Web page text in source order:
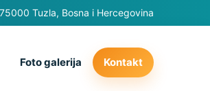
Tuzla, Bosna i Hercegovina
Foto galerija Kontakt